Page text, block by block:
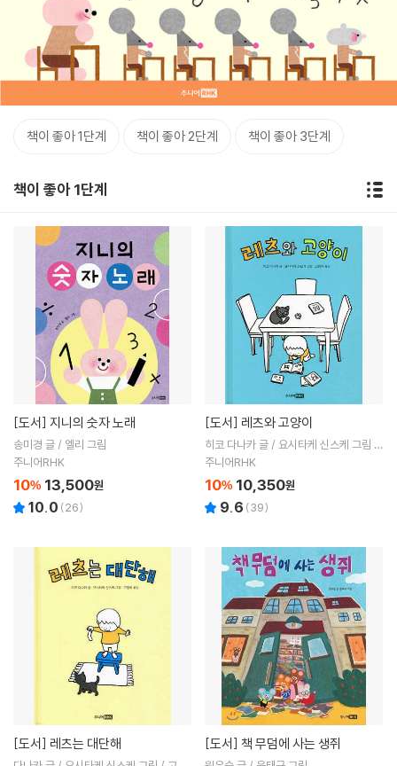
책이 좋아 1단계 책이 좋아 2단계 책이 좋아 3단계
책이 좋아 1단계
[도서] 지니의 숫자 노래
송미경 글 / 엘리 그림
주니어RHK
10% 13,500원
10.0 (26)
[도서] 레츠와 고양이
히코 다나카 글 / 요시타케 신스케 그림 /
고향옥 역
주니어RHK
10% 10,350원
9.6 (39)
[도서] 레츠는 대단해 [도서] 책 무덤에 사는 생쥐